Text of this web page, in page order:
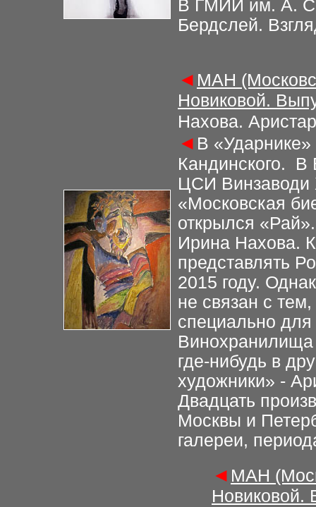
В ГМИИ им. А.
Бердслей.
◄ МАН
Новиковой.
Нахова.
◄ В
Кандинского.
ЦСИ Винзаводи
«Московская
открылся
Ирина Нахова.
представлять
2015 году.
не связан с
специально
Винохранилища
где-нибудь в
художники» -
Двадцать
Москвы и
галереи,
◄ МАН
Новиковой.